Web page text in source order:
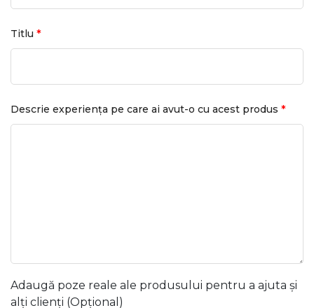
Titlu *
Descrie experiența pe care ai avut-o cu acest produs *
Adaugă poze reale ale produsului pentru a ajuta și
alți clienți (Opțional)